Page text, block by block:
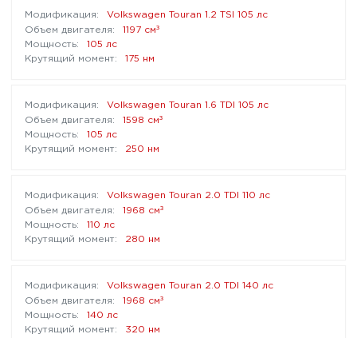
Volkswagen Touran 1.2 TSI 105 лс
1197 см³
105 лс
175 нм
Volkswagen Touran 1.6 TDI 105 лс
1598 см³
105 лс
250 нм
Volkswagen Touran 2.0 TDI 110 лс
1968 см³
110 лс
280 нм
Volkswagen Touran 2.0 TDI 140 лс
1968 см³
140 лс
320 нм